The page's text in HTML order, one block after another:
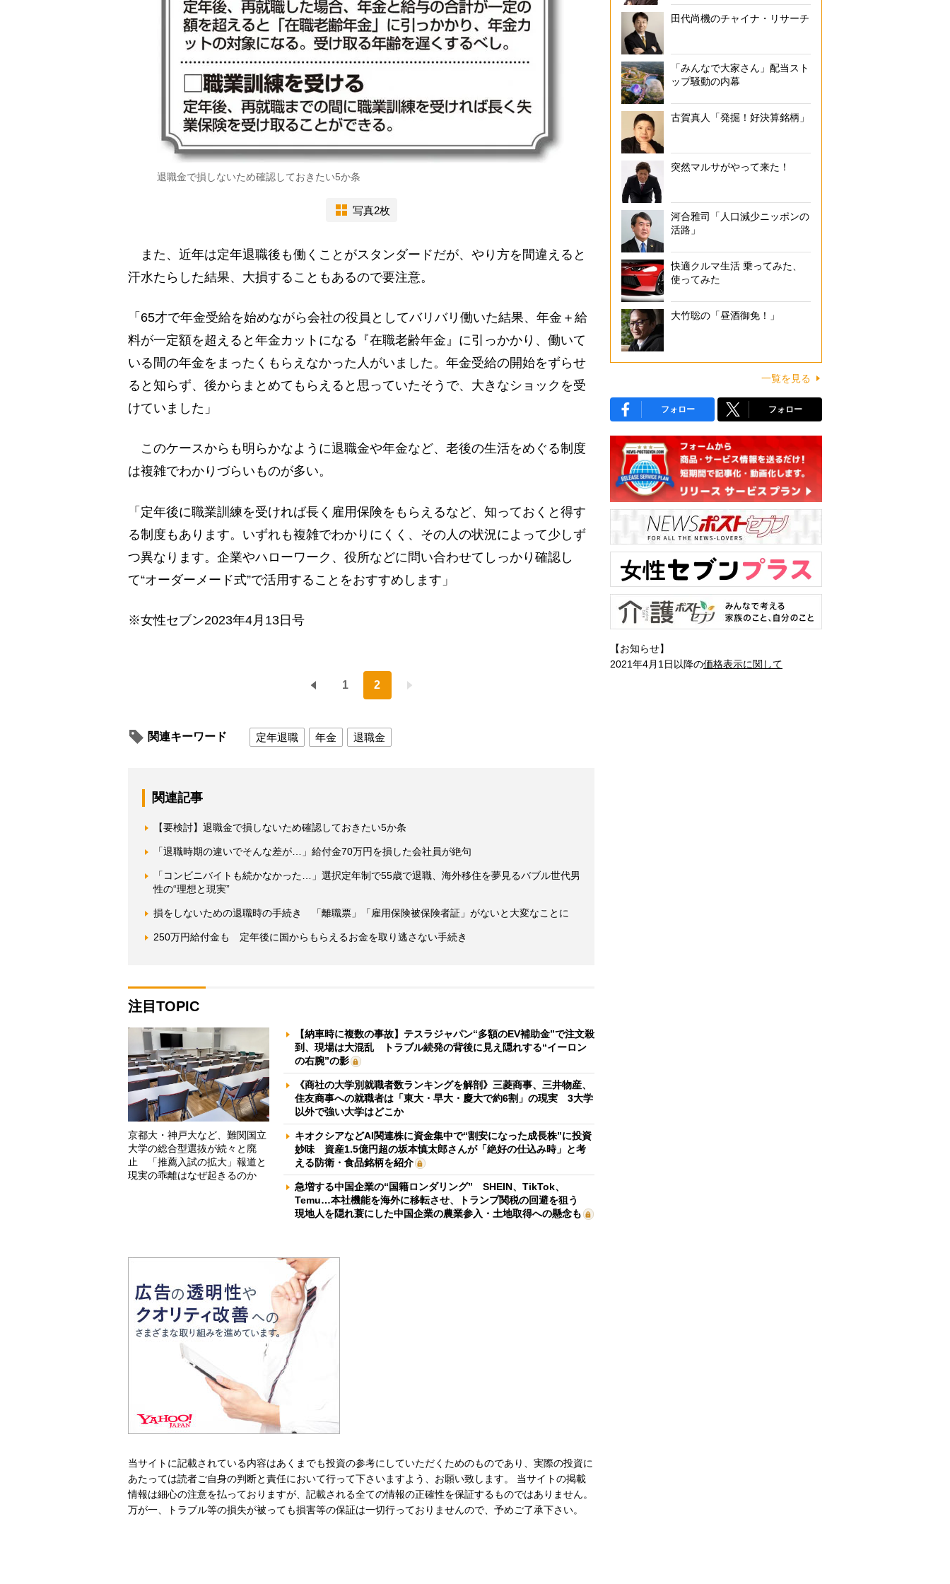
退職金で損しないため確認しておきたい5か条
写真2枚
また、近年は定年退職後も働くことがスタンダードだが、やり方を間違えると
汗水たらした結果、大損することもあるので要注意。
「65才で年金受給を始めながら会社の役員としてバリバリ働いた結果、年金＋給
料が一定額を超えると年金カットになる『在職老齢年金』に引っかかり、働いて
いる間の年金をまったくもらえなかった人がいました。年金受給の開始をずらせ
ると知らず、後からまとめてもらえると思っていたそうで、大きなショックを受
けていました」
このケースからも明らかなように退職金や年金など、老後の生活をめぐる制度
は複雑でわかりづらいものが多い。
「定年後に職業訓練を受ければ長く雇用保険をもらえるなど、知っておくと得す
る制度もあります。いずれも複雑でわかりにくく、その人の状況によって少しず
つ異なります。企業やハローワーク、役所などに問い合わせてしっかり確認し
て“オーダーメード式”で活用することをおすすめします」
※女性セブン2023年4月13日号
1 2
関連キーワード 定年退職 年金 退職金
関連記事
【要検討】退職金で損しないため確認しておきたい5か条
「退職時期の違いでそんな差が…」給付金70万円を損した会社員が絶句
「コンビニバイトも続かなかった…」選択定年制で55歳で退職、海外移住を夢見るバブル世代男
性の“理想と現実”
損をしないための退職時の手続き 「離職票」「雇用保険被保険者証」がないと大変なことに
250万円給付金も 定年後に国からもらえるお金を取り逃さない手続き
注目TOPIC
京都大・神戸大など、難関国立
大学の総合型選抜が続々と廃
止 「推薦入試の拡大」報道と
現実の乖離はなぜ起きるのか
【納車時に複数の事故】テスラジャパン“多額のEV補助金”で注文殺
到、現場は大混乱 トラブル続発の背後に見え隠れする“イーロン
の右腕”の影
《商社の大学別就職者数ランキングを解剖》三菱商事、三井物産、
住友商事への就職者は「東大・早大・慶大で約6割」の現実 3大学
以外で強い大学はどこか
キオクシアなどAI関連株に資金集中で“割安になった成長株”に投資
妙味 資産1.5億円超の坂本慎太郎さんが「絶好の仕込み時」と考
える防衛・食品銘柄を紹介
急増する中国企業の“国籍ロンダリング” SHEIN、TikTok、
Temu…本社機能を海外に移転させ、トランプ関税の回避を狙う
現地人を隠れ蓑にした中国企業の農業参入・土地取得への懸念も
当サイトに記載されている内容はあくまでも投資の参考にしていただくためのものであり、実際の投資に
あたっては読者ご自身の判断と責任において行って下さいますよう、お願い致します。 当サイトの掲載
情報は細心の注意を払っておりますが、記載される全ての情報の正確性を保証するものではありません。
万が一、トラブル等の損失が被っても損害等の保証は一切行っておりませんので、予めご了承下さい。
田代尚機のチャイナ・リサーチ
「みんなで大家さん」配当スト
ップ騒動の内幕
古賀真人「発掘！好決算銘柄」
突然マルサがやって来た！
河合雅司「人口減少ニッポンの
活路」
快適クルマ生活 乗ってみた、
使ってみた
大竹聡の「昼酒御免！」
一覧を見る
フォロー フォロー
【お知らせ】
2021年4月1日以降の価格表示に関して